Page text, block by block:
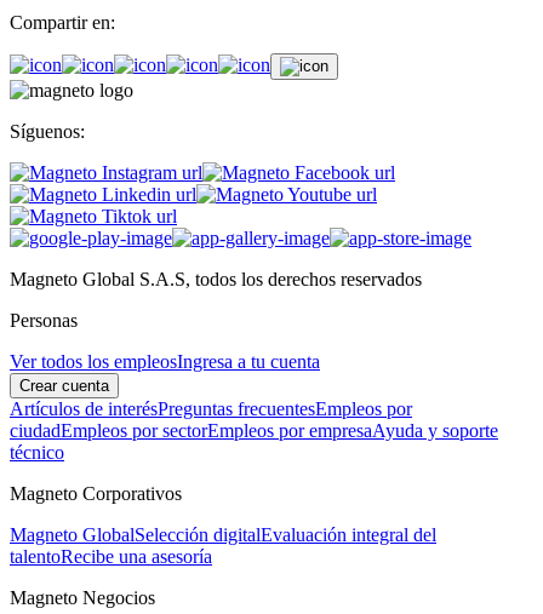
Compartir en:
Síguenos:
Magneto Global S.A.S, todos los derechos reservados
Personas
Ver todos los empleosIngresa a tu cuenta
Crear cuenta
Artículos de interésPreguntas frecuentesEmpleos por
ciudadEmpleos por sectorEmpleos por empresaAyuda y soporte
técnico
Magneto Corporativos
Magneto GlobalSelección digitalEvaluación integral del
talentoRecibe una asesoría
Magneto Negocios